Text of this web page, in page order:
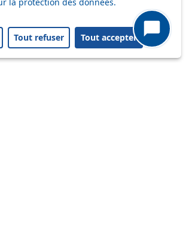
021 621 01 11 (price of a local
Tout refuser Tout accepter